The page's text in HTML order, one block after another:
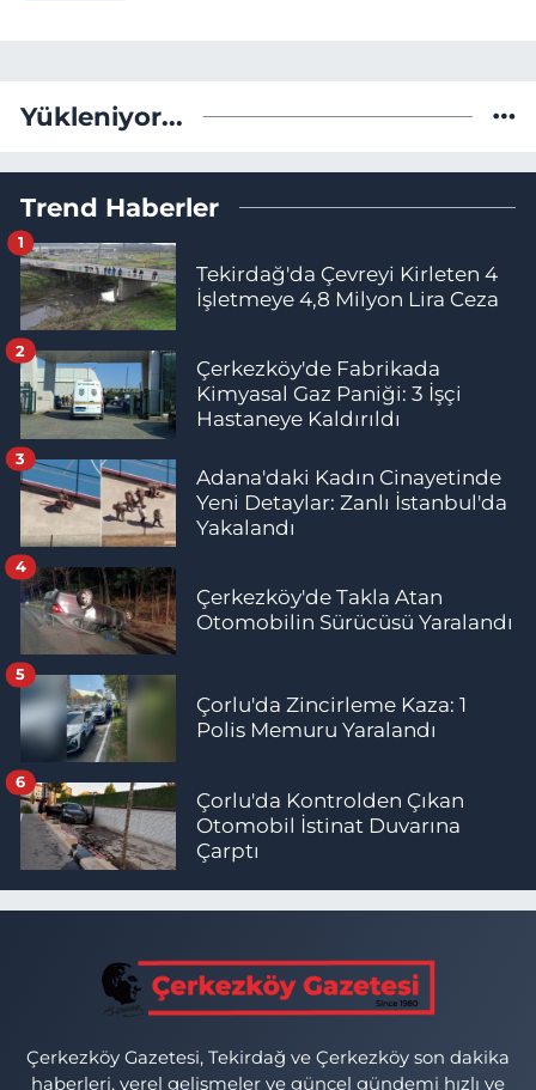
Yükleniyor...
Trend Haberler
Tekirdağ'da Çevreyi Kirleten 4
İşletmeye 4,8 Milyon Lira Ceza
1
Çerkezköy'de Fabrikada
Kimyasal Gaz Paniği: 3 İşçi
Hastaneye Kaldırıldı
2
Adana'daki Kadın Cinayetinde
Yeni Detaylar: Zanlı İstanbul'da
Yakalandı
3
Çerkezköy'de Takla Atan
Otomobilin Sürücüsü Yaralandı
4
Çorlu'da Zincirleme Kaza: 1
Polis Memuru Yaralandı
5
Çorlu'da Kontrolden Çıkan
Otomobil İstinat Duvarına
Çarptı
6
Çerkezköy Gazetesi, Tekirdağ ve Çerkezköy son dakika
haberleri, yerel gelişmeler ve güncel gündemi hızlı ve